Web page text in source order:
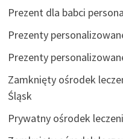
Prezent dla babci
Prezenty
Prezenty
Zamknięty ośrodek
Śląsk
Prywatny ośrodek